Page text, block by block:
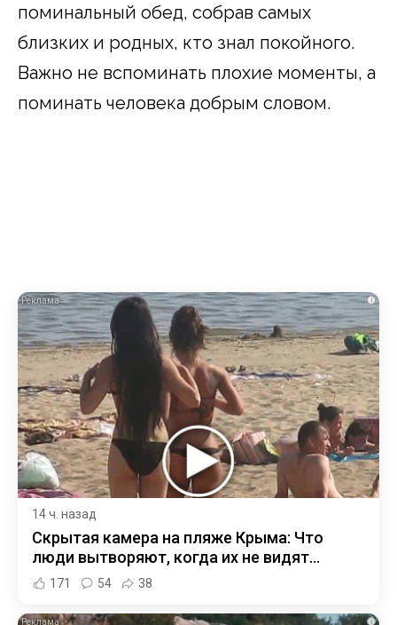
поминальный обед, собрав самых
близких и родных, кто знал покойного.
Важно не вспоминать плохие моменты, а
поминать человека добрым словом.
i
14 ч. назад
Скрытая камера на пляже Крыма: Что
люди вытворяют, когда их не видят...
171 54 38
i